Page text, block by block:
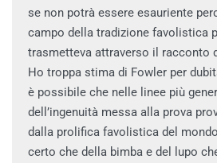
se non potrà essere esauriente
campo della tradizione favolistica
trasmetteva attraverso il racconto
Ho troppa stima di Fowler per
è possibile che nelle linee più
dell’ingenuità messa alla prova
dalla prolifica favolistica del
certo che della bimba e del lupo